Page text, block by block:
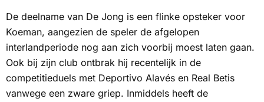
De deelname van De Jong is een flinke opsteker voor
Koeman, aangezien de speler de afgelopen
interlandperiode nog aan zich voorbij moest laten gaan.
Ook bij zijn club ontbrak hij recentelijk in de
competitieduels met Deportivo Alavés en Real Betis
vanwege een zware griep. Inmiddels heeft de